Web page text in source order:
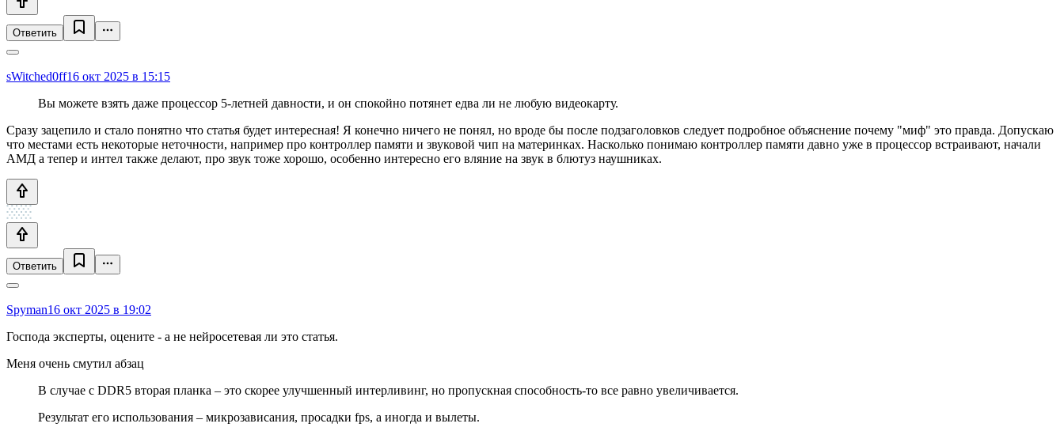
Ответить
sWitched0ff16 окт 2025 в 15:15
Вы можете взять даже процессор 5-летней давности, и он спокойно потянет едва ли не любую видеокарту.
Сразу зацепило и стало понятно что статья будет интересная! Я конечно ничего не понял, но вроде бы после подзаголовков следует подробное объяснение почему "миф" это правда. Допускаю
что местами есть некоторые неточности, например про контроллер памяти и звуковой чип на материнках. Насколько понимаю контроллер памяти давно уже в процессор встраивают, начали
АМД а тепер и интел также делают, про звук тоже хорошо, особенно интересно его вляние на звук в блютуз наушниках.
Ответить
Spyman16 окт 2025 в 19:02
Господа эксперты, оцените - а не нейросетевая ли это статья.
Меня очень смутил абзац
В случае с DDR5 вторая планка – это скорее улучшенный интерливинг, но пропускная способность-то все равно увеличивается.
Результат его использования – микрозависания, просадки fps, а иногда и вылеты.